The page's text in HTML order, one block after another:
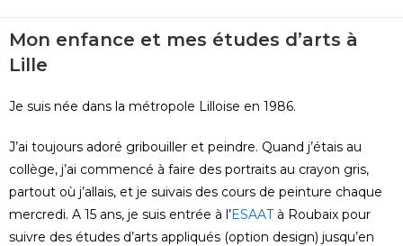
Mon enfance et mes études d’arts à
Lille
Je suis née dans la métropole Lilloise en 1986.
J’ai toujours adoré gribouiller et peindre. Quand j’étais au
collège, j’ai commencé à faire des portraits au crayon gris,
partout où j’allais, et je suivais des cours de peinture chaque
mercredi. A 15 ans, je suis entrée à l’ESAATà Roubaix pour
suivre des études d’arts appliqués (option design) jusqu’en